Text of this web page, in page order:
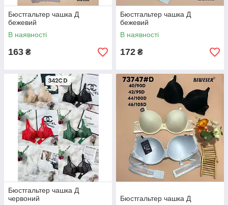
Бюстгальтер чашка Д
бежевий
В наявності
163 ₴
Бюстгальтер чашка Д
бежевий
В наявності
172 ₴
Бюстгальтер чашка Д
червоний
Бюстгальтер чашка Д